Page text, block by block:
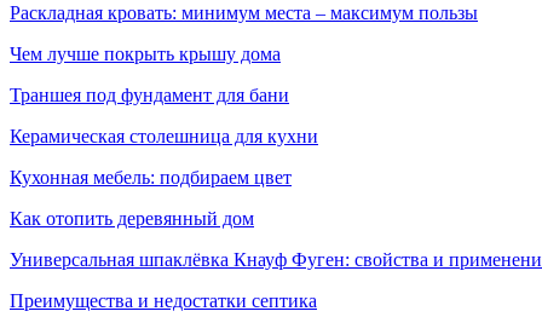
Раскладная кровать: минимум места – максимум пользы
Чем лучше покрыть крышу дома
Траншея под фундамент для бани
Керамическая столешница для кухни
Кухонная мебель: подбираем цвет
Как отопить деревянный дом
Универсальная шпаклёвка Кнауф Фуген: свойства и
Преимущества и недостатки септика